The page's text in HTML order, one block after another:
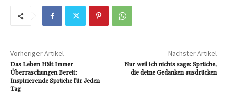
Vorheriger Artikel
Das Leben Hält Immer
Überraschungen Bereit:
Inspirierende Sprüche für Jeden
Tag
Nächster Artikel
Nur weil ich nichts sage: Sprüche,
die deine Gedanken ausdrücken